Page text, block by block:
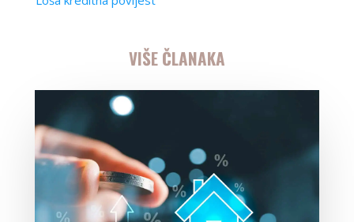
VIŠE ČLANAKA